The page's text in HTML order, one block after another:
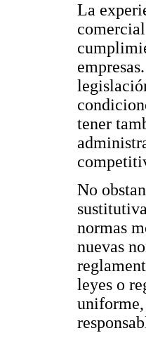
La
tener
No
normas
nuevas
leyes o